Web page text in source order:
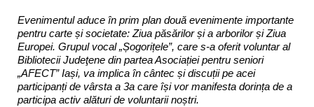
Evenimentul aduce în prim plan două evenimente importante
pentru carte și societate: Ziua păsărilor și a arborilor și Ziua
Europei. Grupul vocal „Șogorițele”, care s-a oferit voluntar al
Bibliotecii Judeţene din partea Asociației pentru seniori
„AFECT” Iași, va implica în cântec și discuții pe acei
participanți de vârsta a 3a care își vor manifesta dorința de a
participa activ alături de voluntarii noștri.